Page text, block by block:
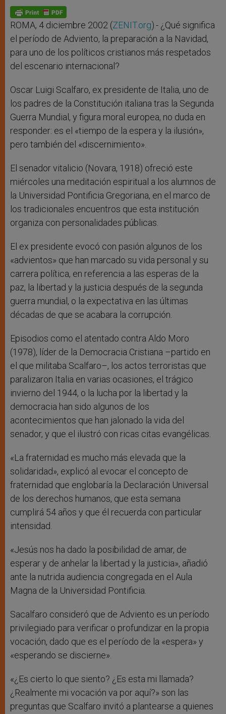
p
p
g
e
r
o
k
ROMA, 4 diciembre 2002 (ZENIT.org).- ¿Qué significa
el período de Adviento, la preparación a la Navidad,
para uno de los políticos cristianos más respetados
del escenario internacional?
Oscar Luigi Scalfaro, ex presidente de Italia, uno de
los padres de la Constitución italiana tras la Segunda
Guerra Mundial, y figura moral europea, no duda en
responder: es el «tiempo de la espera y la ilusión»,
pero también del «discernimiento».
El senador vitalicio (Novara, 1918) ofreció este
miércoles una meditación espiritual a los alumnos de
la Universidad Pontificia Gregoriana, en el marco de
los tradicionales encuentros que esta institución
organiza con personalidades públicas.
El ex presidente evocó con pasión algunos de los
«advientos» que han marcado su vida personal y su
carrera política, en referencia a las esperas de la
paz, la libertad y la justicia después de la segunda
guerra mundial, o la expectativa en las últimas
décadas de que se acabara la corrupción.
Episodios como el atentado contra Aldo Moro
(1978), líder de la Democracia Cristiana –partido en
el que militaba Scalfaro–, los actos terroristas que
paralizaron Italia en varias ocasiones, el trágico
invierno del 1944, o la lucha por la libertad y la
democracia han sido algunos de los
acontecimientos que han jalonado la vida del
senador, y que el ilustró con ricas citas evangélicas.
«La fraternidad es mucho más elevada que la
solidaridad», explicó al evocar el concepto de
fraternidad que englobaría la Declaración Universal
de los derechos humanos, que esta semana
cumplirá 54 años y que él recuerda con particular
intensidad.
«Jesús nos ha dado la posibilidad de amar, de
esperar y de anhelar la libertad y la justicia», añadió
ante la nutrida audiencia congregada en el Aula
Magna de la Universidad Pontificia.
Sacalfaro consideró que de Adviento es un período
privilegiado para verificar o profundizar en la propia
vocación, dado que es el período de la «espera» y
«esperando se discierne».
«¿Es cierto lo que siento? ¿Es esta mi llamada?
¿Realmente mi vocación va por aquí?» son las
preguntas que Scalfaro invitó a plantearse a quienes